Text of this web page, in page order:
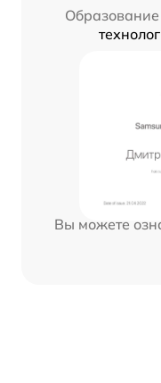
Образование
Вы можете